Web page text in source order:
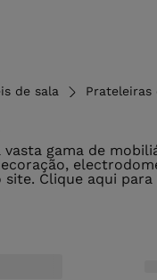
de sala Prateleiras
vasta gama de
site. Clique aqui